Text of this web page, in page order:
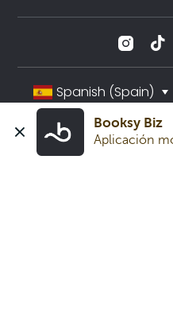
Booksy Biz
Aplicación
Spanish (Spain)